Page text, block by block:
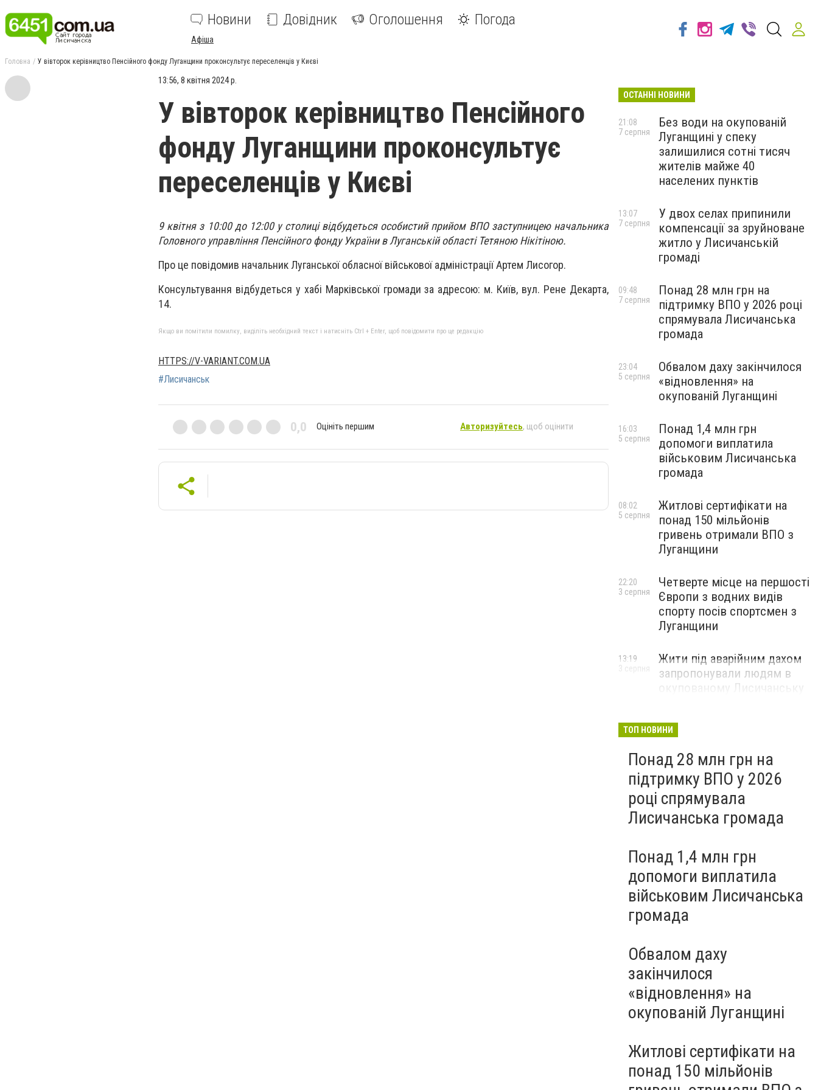
Новини Довідник Оголошення Погода
Афіша
Головна У вівторок керівництво Пенсійного фонду Луганщини проконсультує переселенців у Києві
13:56, 8 квітня 2024 р.
У вівторок керівництво Пенсійного
фонду Луганщини проконсультує
переселенців у Києві
9 квітня з 10:00 до 12:00 у столиці відбудеться особистий прийом ВПО заступницею начальника
Головного управління Пенсійного фонду України в Луганській області Тетяною Нікітіною.
Про це повідомив начальник Луганської обласної військової адміністрації Артем Лисогор.
Консультування відбудеться у хабі Марківської громади за адресою: м. Київ, вул. Рене Декарта,
14.
Якщо ви помітили помилку, виділіть необхідний текст і натисніть Ctrl + Enter, щоб повідомити про це редакцію
HTTPS://V-VARIANT.COM.UA
#Лисичанськ
0,0 Оцініть першим Авторизуйтесь, щоб оцінити
ОСТАННІ НОВИНИ
Без води на окупованій
Луганщині у спеку
залишилися сотні тисяч
жителів майже 40
населених пунктів
21:08
7 серпня
У двох селах припинили
компенсації за зруйноване
житло у Лисичанській
громаді
13:07
7 серпня
Понад 28 млн грн на
підтримку ВПО у 2026 році
спрямувала Лисичанська
громада
09:48
7 серпня
Обвалом даху закінчилося
«відновлення» на
окупованій Луганщині
23:04
5 серпня
Понад 1,4 млн грн
допомоги виплатила
військовим Лисичанська
громада
16:03
5 серпня
Житлові сертифікати на
понад 150 мільйонів
гривень отримали ВПО з
Луганщини
08:02
5 серпня
Четверте місце на першості
Європи з водних видів
спорту посів спортсмен з
Луганщини
22:20
3 серпня
Жити під аварійним дахом
запропонували людям в
окупованому Лисичанську
13:19
3 серпня
ТОП НОВИНИ
Понад 28 млн грн на
підтримку ВПО у 2026
році спрямувала
Лисичанська громада
Понад 1,4 млн грн
допомоги виплатила
військовим Лисичанська
громада
Обвалом даху
закінчилося
«відновлення» на
окупованій Луганщині
Житлові сертифікати на
понад 150 мільйонів